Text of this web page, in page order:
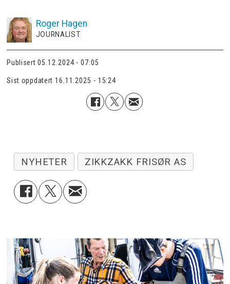
Roger Hagen
JOURNALIST
Publisert 05.12.2024 - 07:05
Sist oppdatert 16.11.2025 - 15:24
NYHETER ZIKKZAKK FRISØR AS